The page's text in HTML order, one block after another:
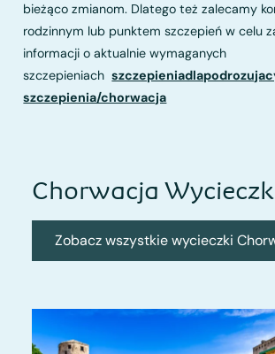
bieżąco zmianom. Dlatego też zalecamy
rodzinnym lub punktem szczepień w celu
informacji o aktualnie wymaganych
szczepieniach
szczepienia/chorwacja
Chorwacja
Zobacz wszystkie wycieczki